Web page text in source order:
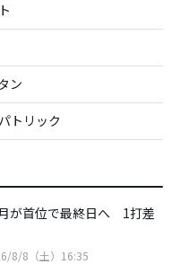
ン
トリック
が首位で最終日へ 1打差
8/8（土）16:35